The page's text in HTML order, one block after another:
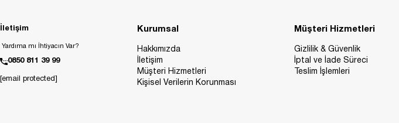
İletişim
Yardıma mı İhtiyacın Var?
0850 811 39 99
[email protected]
Kurumsal
Hakkımızda
İletişim
Müşteri Hizmetleri
Kişisel Verilerin Korunması
Müşteri Hizmetleri
Gizlilik & Güvenlik
İptal ve İade Süreci
Teslim İşlemleri